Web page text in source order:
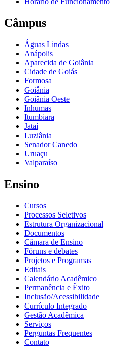
Câmpus
Águas Lindas
Anápolis
Aparecida de Goiânia
Cidade de Goiás
Formosa
Goiânia
Goiânia Oeste
Inhumas
Itumbiara
Jataí
Luziânia
Senador Canedo
Uruaçu
Valparaíso
Ensino
Cursos
Processos Seletivos
Estrutura Organizacional
Documentos
Câmara de Ensino
Fóruns e debates
Projetos e Programas
Editais
Calendário Acadêmico
Permanência e Êxito
Inclusão/Acessibilidade
Currículo Integrado
Gestão Acadêmica
Serviços
Perguntas Frequentes
Contato